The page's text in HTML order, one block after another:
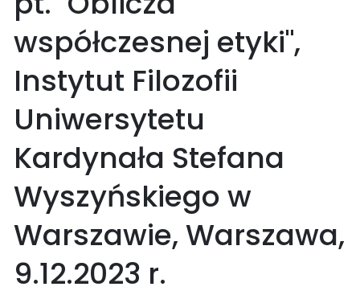
współczesnej etyki",
Instytut Filozofii
Uniwersytetu
Kardynała Stefana
Wyszyńskiego w
Warszawie, Warszawa,
9.12.2023 r.